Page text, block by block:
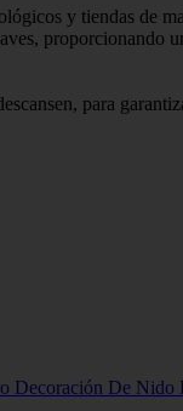
y tiendas de
proporcionando
para
De